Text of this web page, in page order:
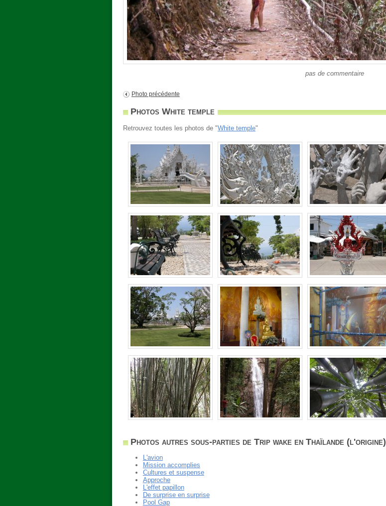
pas de commentaire
Photo précédente
Photos White temple
Retrouvez toutes les photos de "White temple"
Photos autres sous-parties de Trip wake en Thaïlande (l'origine)
L'avion
Mission accomplies
Cultures et suspense
Approche
L'effet papillon
De surprise en surprise
Pool Gap